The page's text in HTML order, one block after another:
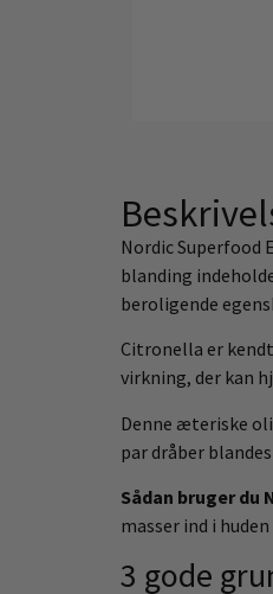
Nordic Superfood
blanding
beroligende
Citronella er
virkning, der kan
Denne æteriske
par dråber
Sådan bruger du
masser ind i
3 gode